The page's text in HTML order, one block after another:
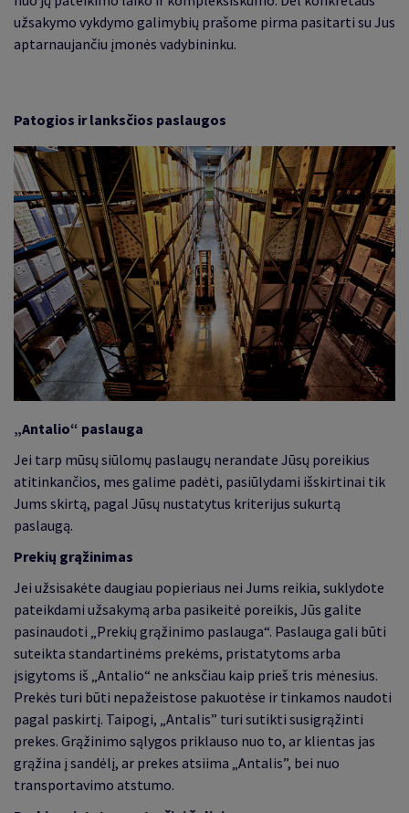
užsakymo vykdymo galimybių prašome pirma pasitarti su Jus
aptarnaujančiu įmonės vadybininku.
Patogios ir lanksčios paslaugos
„Antalio“ paslauga
Jei tarp mūsų siūlomų paslaugų nerandate Jūsų poreikius
atitinkančios, mes galime padėti, pasiūlydami išskirtinai tik
Jums skirtą, pagal Jūsų nustatytus kriterijus sukurtą
paslaugą.
Prekių grąžinimas
Jei užsisakėte daugiau popieriaus nei Jums reikia, suklydote
pateikdami užsakymą arba pasikeitė poreikis, Jūs galite
pasinaudoti „Prekių grąžinimo paslauga“. Paslauga gali būti
suteikta standartinėms prekėms, pristatytoms arba
įsigytoms iš „Antalio“ ne anksčiau kaip prieš tris mėnesius.
Prekės turi būti nepažeistose pakuotėse ir tinkamos naudoti
pagal paskirtį. Taipogi, „Antalis” turi sutikti susigrąžinti
prekes. Grąžinimo sąlygos priklauso nuo to, ar klientas jas
grąžina į sandėlį, ar prekes atsiima „Antalis”, bei nuo
transportavimo atstumo.